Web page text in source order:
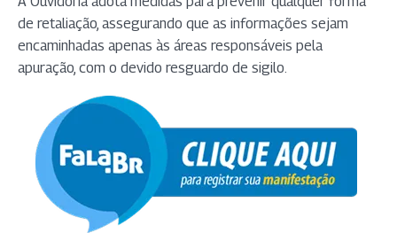
de retaliação, assegurando que as informações sejam
encaminhadas apenas às áreas responsáveis pela
apuração, com o devido resguardo de sigilo.